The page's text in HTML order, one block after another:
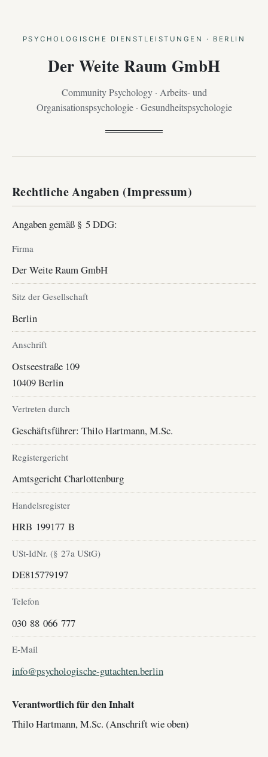
PSYCHOLOGISCHE DIENSTLEISTUNGEN · BERLIN
Der Weite Raum GmbH
Community Psychology · Arbeits- und
Organisationspsychologie · Gesundheitspsychologie
Rechtliche Angaben (Impressum)
Angaben gemäß § 5 DDG:
Firma
Der Weite Raum GmbH
Sitz der Gesellschaft
Berlin
Anschrift
Ostseestraße 109
10409 Berlin
Vertreten durch
Geschäftsführer: Thilo Hartmann, M.Sc.
Registergericht
Amtsgericht Charlottenburg
Handelsregister
HRB 199177 B
USt-IdNr. (§ 27a UStG)
DE815779197
Telefon
030 88 066 777
E-Mail
info@psychologische-gutachten.berlin
Verantwortlich für den Inhalt
Thilo Hartmann, M.Sc. (Anschrift wie oben)